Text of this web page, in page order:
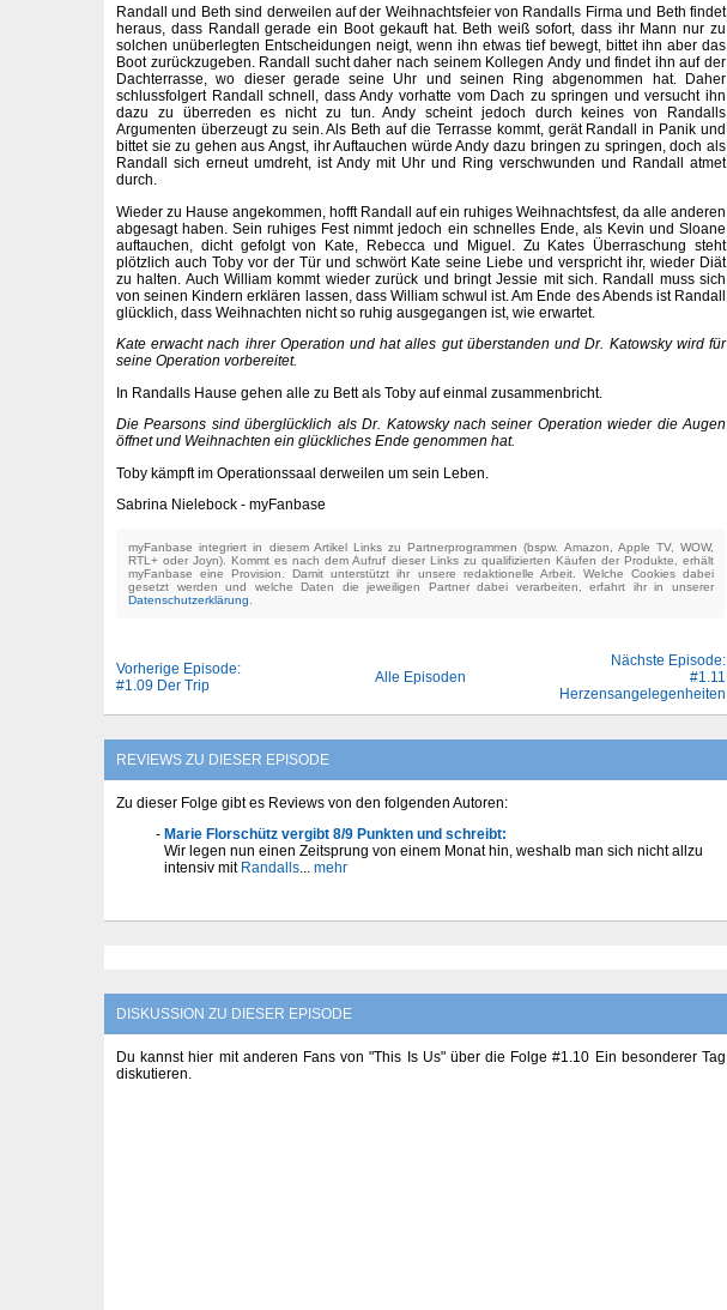
Randall und Beth sind derweilen auf der Weihnachtsfeier von Randalls Firma und Beth findet
heraus, dass Randall gerade ein Boot gekauft hat. Beth weiß sofort, dass ihr Mann nur zu
solchen unüberlegten Entscheidungen neigt, wenn ihn etwas tief bewegt, bittet ihn aber das
Boot zurückzugeben. Randall sucht daher nach seinem Kollegen Andy und findet ihn auf der
Dachterrasse, wo dieser gerade seine Uhr und seinen Ring abgenommen hat. Daher
schlussfolgert Randall schnell, dass Andy vorhatte vom Dach zu springen und versucht ihn
dazu zu überreden es nicht zu tun. Andy scheint jedoch durch keines von Randalls
Argumenten überzeugt zu sein. Als Beth auf die Terrasse kommt, gerät Randall in Panik und
bittet sie zu gehen aus Angst, ihr Auftauchen würde Andy dazu bringen zu springen, doch als
Randall sich erneut umdreht, ist Andy mit Uhr und Ring verschwunden und Randall atmet
durch.
Wieder zu Hause angekommen, hofft Randall auf ein ruhiges Weihnachtsfest, da alle anderen
abgesagt haben. Sein ruhiges Fest nimmt jedoch ein schnelles Ende, als Kevin und Sloane
auftauchen, dicht gefolgt von Kate, Rebecca und Miguel. Zu Kates Überraschung steht
plötzlich auch Toby vor der Tür und schwört Kate seine Liebe und verspricht ihr, wieder Diät
zu halten. Auch William kommt wieder zurück und bringt Jessie mit sich. Randall muss sich
von seinen Kindern erklären lassen, dass William schwul ist. Am Ende des Abends ist Randall
glücklich, dass Weihnachten nicht so ruhig ausgegangen ist, wie erwartet.
Kate erwacht nach ihrer Operation und hat alles gut überstanden und Dr. Katowsky wird für
seine Operation vorbereitet.
In Randalls Hause gehen alle zu Bett als Toby auf einmal zusammenbricht.
Die Pearsons sind überglücklich als Dr. Katowsky nach seiner Operation wieder die Augen
öffnet und Weihnachten ein glückliches Ende genommen hat.
Toby kämpft im Operationssaal derweilen um sein Leben.
Sabrina Nielebock - myFanbase
myFanbase integriert in diesem Artikel Links zu Partnerprogrammen (bspw. Amazon, Apple TV, WOW,
RTL+ oder Joyn). Kommt es nach dem Aufruf dieser Links zu qualifizierten Käufen der Produkte, erhält
myFanbase eine Provision. Damit unterstützt ihr unsere redaktionelle Arbeit. Welche Cookies dabei
gesetzt werden und welche Daten die jeweiligen Partner dabei verarbeiten, erfahrt ihr in unserer
Datenschutzerklärung
Vorherige Episode:
#1.09 Der Trip
Alle Episoden
Nächste Episode:
#1.11
Herzensangelegenheiten
REVIEWS ZU DIESER EPISODE
Zu dieser Folge gibt es Reviews von den folgenden Autoren:
Marie Florschütz vergibt 8/9 Punkten und schreibt:
Wir legen nun einen Zeitsprung von einem Monat hin, weshalb man sich nicht allzu
intensiv mit Randalls... mehr
DISKUSSION ZU DIESER EPISODE
Du kannst hier mit anderen Fans von "This Is Us" über die Folge #1.10 Ein besonderer Tag
diskutieren.